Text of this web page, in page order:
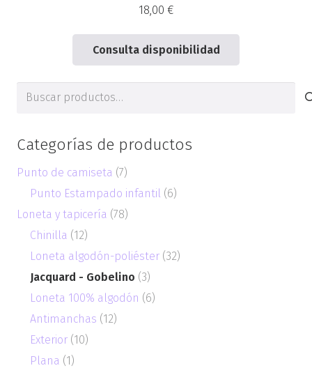
18,00 €
Consulta disponibilidad
Buscar
Categorías de productos
Punto de camiseta (7)
Punto Estampado infantil (6)
Loneta y tapicería (78)
Chinilla (12)
Loneta algodón-poliéster (32)
Jacquard - Gobelino (3)
Loneta 100% algodón (6)
Antimanchas (12)
Exterior (10)
Plana (1)